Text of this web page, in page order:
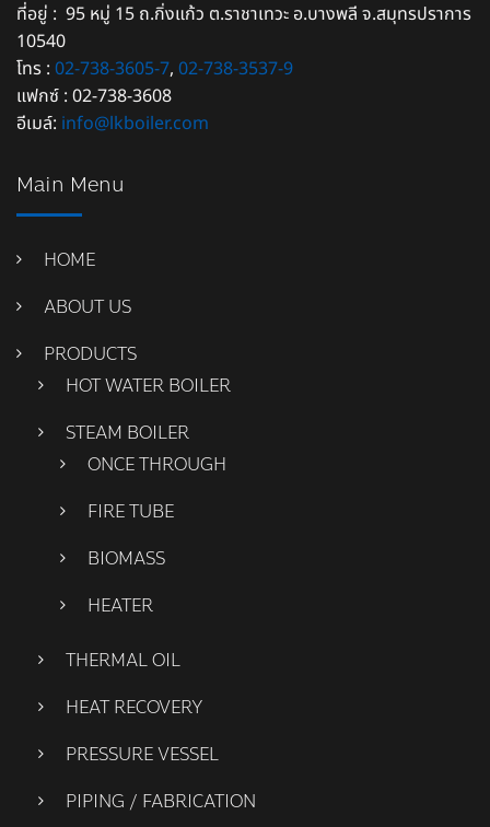
ที่อยู่ : 95 หมู่ 15 ถ.กิ่งแก้ว ต.ราชาเทวะ อ.บางพลี จ.สมุทรปราการ
10540
โทร : 02-738-3605-7, 02-738-3537-9
แฟกซ์ : 02-738-3608
อีเมล์: info@lkboiler.com
Main Menu
HOME
ABOUT US
PRODUCTS
HOT WATER BOILER
STEAM BOILER
ONCE THROUGH
FIRE TUBE
BIOMASS
HEATER
THERMAL OIL
HEAT RECOVERY
PRESSURE VESSEL
PIPING / FABRICATION